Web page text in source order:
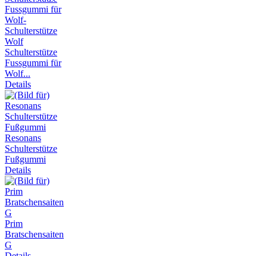
Wolf
Schulterstütze
Fussgummi für
Wolf...
Details
Resonans
Schulterstütze
Fußgummi
Details
Prim
Bratschensaiten
G